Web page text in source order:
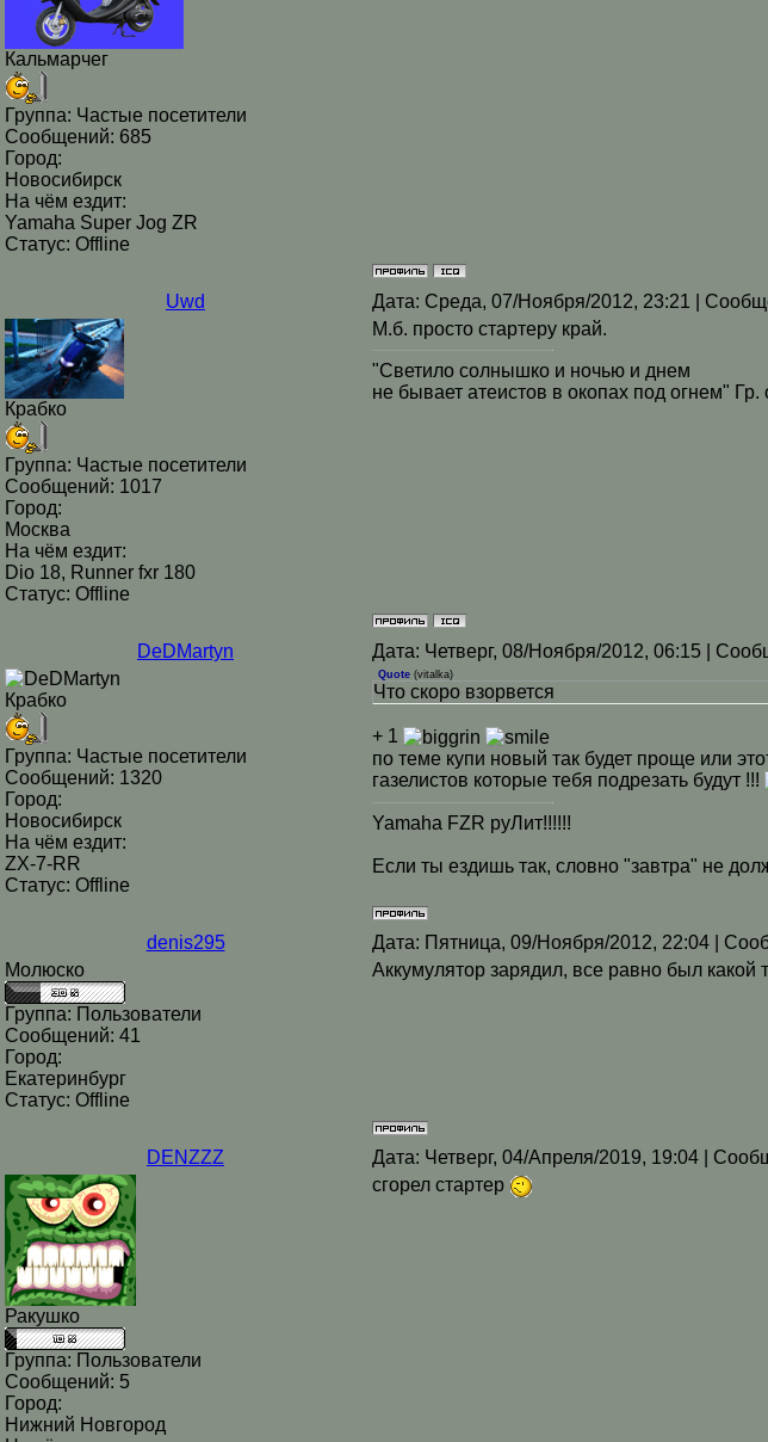
Кальмарчег
Группа: Частые посетители
Сообщений: 685
Город:
Новосибирск
На чём ездит:
Yamaha Super Jog ZR
Статус: Offline
Uwd Дата: Среда, 07/Ноября/2012, 23:21 |
Крабко
Группа: Частые посетители
Сообщений: 1017
Город:
Москва
На чём ездит:
Dio 18, Runner fxr 180
Статус: Offline
М.б. просто стартеру край.
"Светило солнышко и ночью и днем
не бывает атеистов в окопах под огнем" Гр.
DeDMartyn Дата: Четверг, 08/Ноября/2012, 06:15 |
Крабко
Группа: Частые посетители
Сообщений: 1320
Город:
Новосибирск
На чём ездит:
ZX-7-RR
Статус: Offline
Quote (vitalka)
Что скоро взорвется
+ 1
по теме купи новый так будет проще или
газелистов которые тебя подрезать будут !!!
Yamaha FZR руЛит!!!!!!
Если ты ездишь так, словно "завтра" не
denis295 Дата: Пятница, 09/Ноября/2012, 22:04 |
Молюско
Группа: Пользователи
Сообщений: 41
Город:
Екатеринбург
Статус: Offline
Аккумулятор зарядил, все равно был
DENZZZ Дата: Четверг, 04/Апреля/2019, 19:04 |
Ракушко
Группа: Пользователи
Сообщений: 5
Город:
Нижний Новгород
сгорел стартер